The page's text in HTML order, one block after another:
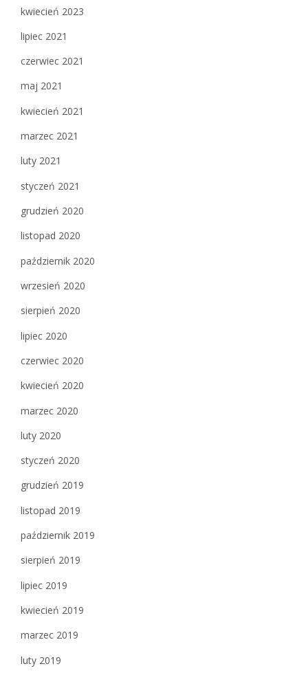
kwiecień 2023
lipiec 2021
czerwiec 2021
maj 2021
kwiecień 2021
marzec 2021
luty 2021
styczeń 2021
grudzień 2020
listopad 2020
październik 2020
wrzesień 2020
sierpień 2020
lipiec 2020
czerwiec 2020
kwiecień 2020
marzec 2020
luty 2020
styczeń 2020
grudzień 2019
listopad 2019
październik 2019
sierpień 2019
lipiec 2019
kwiecień 2019
marzec 2019
luty 2019